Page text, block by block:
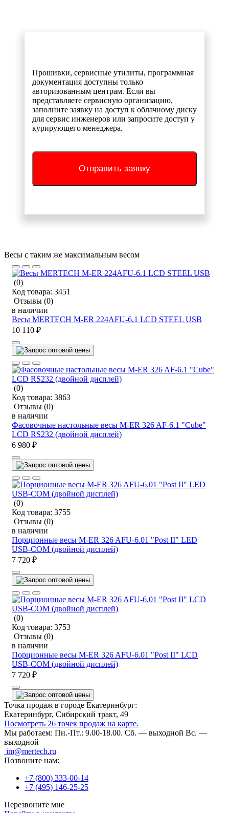
Прошивки, сервисные утилиты, программная
документация доступны только
авторизованным центрам. Если вы
представляете сервисную организацию,
заполните заявку на доступ к облачному диску
для сервис инженеров или запросите доступ у
курирующего менеджера.
Отправить заявку
Весы с таким же максимальным весом
(0)
Код товара: 3451
Отзывы (0)
в наличии
Весы MERTECH M-ER 224AFU-6.1 LCD STEEL USB
10 110 ₽
(0)
Код товара: 3863
Отзывы (0)
в наличии
Фасовочные настольные весы M-ER 326 AF-6.1 "Cube"
LCD RS232 (двойной дисплей)
6 980 ₽
(0)
Код товара: 3755
Отзывы (0)
в наличии
Порционные весы M-ER 326 AFU-6.01 "Post II" LED
USB-COM (двойной дисплей)
7 720 ₽
(0)
Код товара: 3753
Отзывы (0)
в наличии
Порционные весы M-ER 326 AFU-6.01 "Post II" LCD
USB-COM (двойной дисплей)
7 720 ₽
Точка продаж в городе Екатеринбург:
Екатеринбург, Сибирский тракт, 49
Посмотреть 26 точек продаж на карте.
Мы работаем: Пн.-Пт.: 9.00-18.00. Сб. — выходной Вс. —
выходной
im@mertech.ru
Позвоните нам:
+7 (800) 333-00-14
+7 (495) 146-25-25
Перезвоните мне